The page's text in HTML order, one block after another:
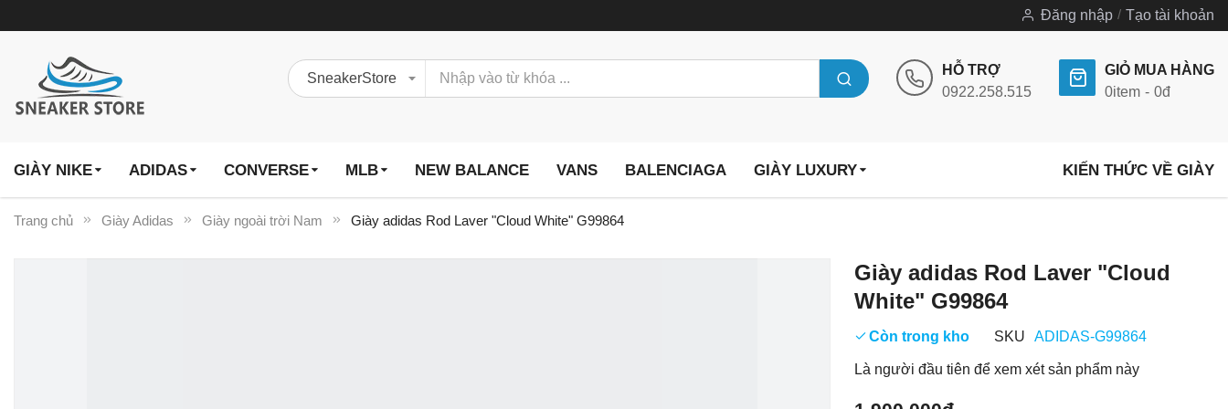
Đăng nhập Tạo tài khoản
HỖ TRỢ
0922.258.515
GIỎ MUA HÀNG
0item 0đ
GIÀY NIKE ADIDAS CONVERSE MLB NEW BALANCE VANS BALENCIAGA GIÀY LUXURY KIẾN THỨC VỀ GIÀY
Trang chủ Giày Adidas Giày ngoài trời Nam Giày adidas Rod Laver "Cloud White" G99864
Giày adidas Rod Laver "Cloud
White" G99864
Còn trong kho SKU ADIDAS-G99864
Là người đầu tiên để xem xét sản phẩm này
Chuyển
phần